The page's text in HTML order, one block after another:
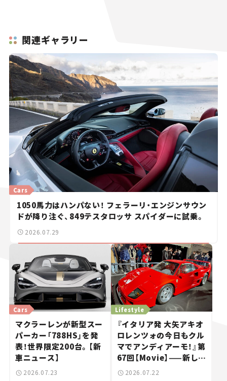
関連ギャラリー
Cars
1050馬力はハンパない！ フェラーリ・エンジンサウン
ドが降り注ぐ、849テスタロッサ スパイダーに試乗。
2026.07.29
Cars
マクラーレンが新型スー
パーカー「788HS」を発
表！世界限定200台。【新
車ニュース】
2026.07.23
Lifestyle
『イタリア発 大矢アキオ
ロレンツォの今日もクル
マでアンディアーモ！』第
67回【Movie】——新しい
スーパーカーショーで起
2026.07.22